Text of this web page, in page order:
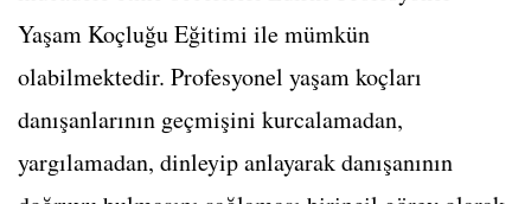
Yaşam Koçluğu Eğitimi ile mümkün
olabilmektedir. Profesyonel yaşam koçları
danışanlarının geçmişini kurcalamadan,
yargılamadan, dinleyip anlayarak danışanının